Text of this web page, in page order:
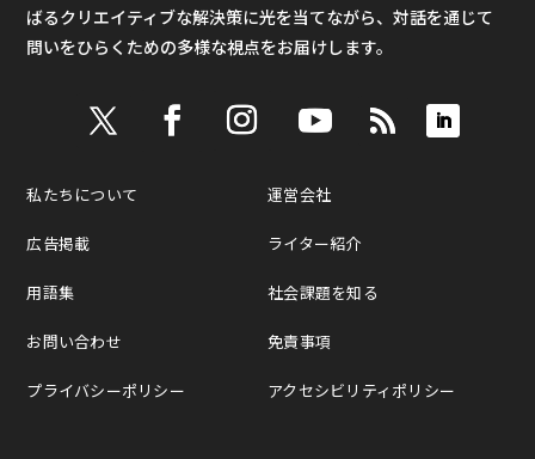
ばるクリエイティブな解決策に光を当てながら、対話を通じて
問いをひらくための多様な視点をお届けします。
私たちについて
広告掲載
用語集
お問い合わせ
プライバシーポリシー
運営会社
ライター紹介
社会課題を知る
免責事項
アクセシビリティポリシー